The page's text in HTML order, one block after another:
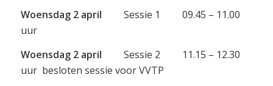
Woensdag 2 april Sessie 1 09.45 – 11.00
uur
Woensdag 2 april
Sessie 2 11.15 – 12.30
uur besloten sessie voor VVTP